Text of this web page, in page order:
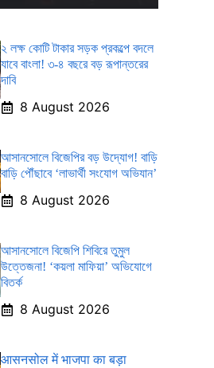
২ লক্ষ কোটি টাকার সড়ক প্রকল্পে বদলে
যাবে বাংলা! ৩-৪ বছরে বড় রূপান্তরের
দাবি
8 August 2026
আসানসোলে বিজেপির বড় উদ্যোগ! বাড়ি
বাড়ি পৌঁছাবে ‘লাভার্থী সংযোগ অভিযান’
8 August 2026
আসানসোলে বিজেপি শিবিরে তুমুল
উত্তেজনা! ‘কয়লা মাফিয়া’ অভিযোগে
বিতর্ক
8 August 2026
आसनसोल में भाजपा का बड़ा